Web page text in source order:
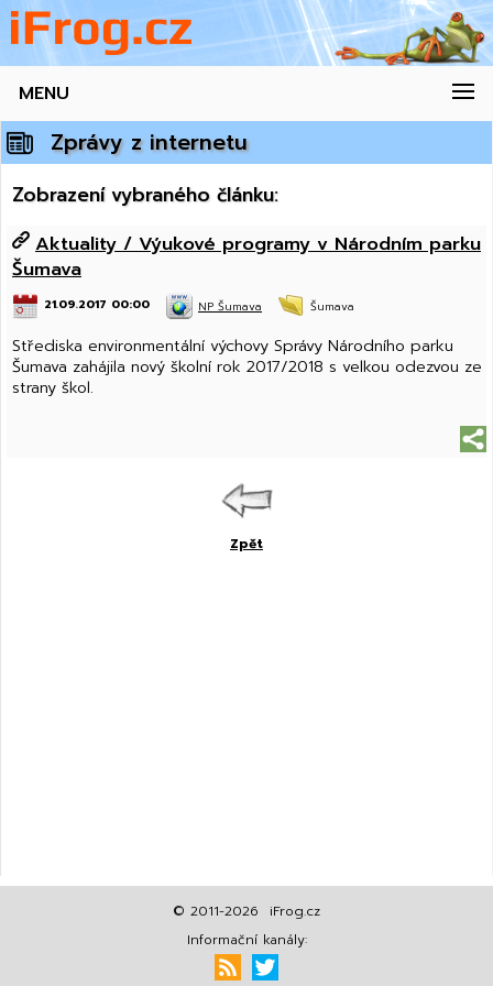
MENU
Zprávy z internetu
Zobrazení vybraného článku:
Aktuality / Výukové programy v Národním parku
Šumava
21.09.2017 00:00 NP Šumava Šumava
Střediska environmentální výchovy Správy Národního parku
Šumava zahájila nový školní rok 2017/2018 s velkou odezvou ze
strany škol.
Zpět
© 2011-2026 iFrog.cz
Informační kanály: